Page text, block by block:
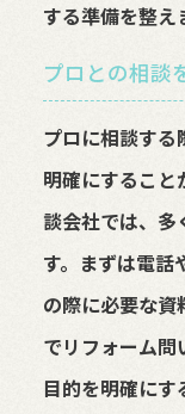
する準備を整え
プロとの相談
プロに相談する
明確にすること
談会社では、多
す。まずは電話
の際に必要な資
でリフォーム問
目的を明確に